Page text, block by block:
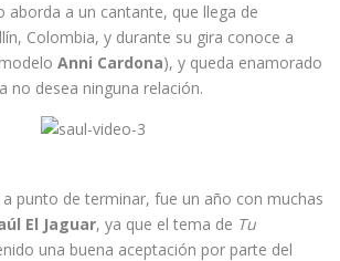
aborda a un cantante, que llega de
Colombia, y durante su gira conoce a
Anni Cardona), y queda enamorado
no desea ninguna relación.
a punto de terminar, fue un año con muchas
El Jaguar, ya que el tema de Tu
una buena aceptación por parte del